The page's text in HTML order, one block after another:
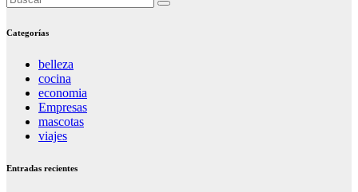
Categorías
belleza
cocina
economia
Empresas
mascotas
viajes
Entradas recientes